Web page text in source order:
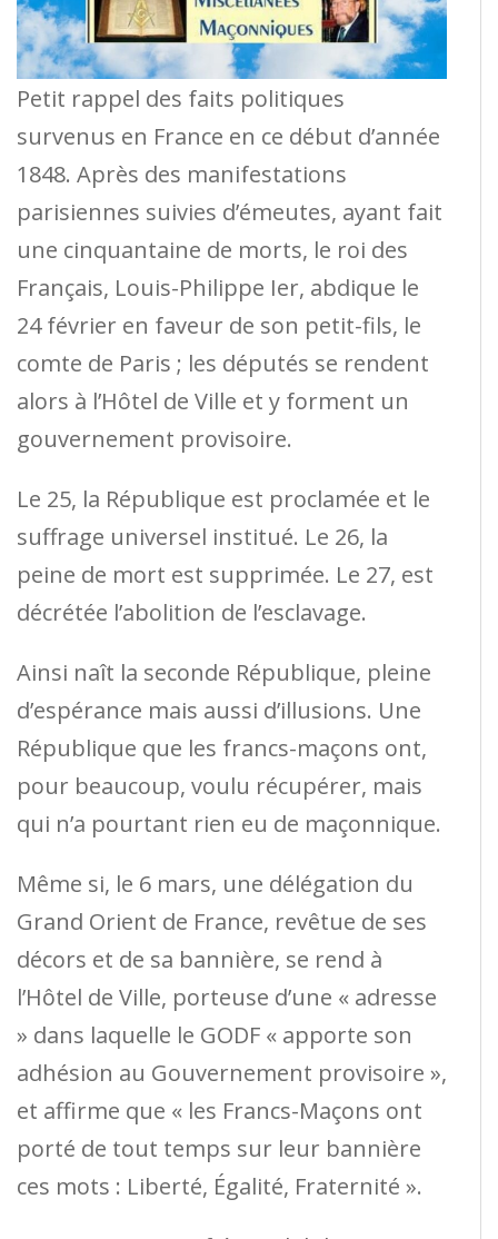
Petit rappel des faits politiques
survenus en France en ce début d’année
1848. Après des manifestations
parisiennes suivies d’émeutes, ayant fait
une cinquantaine de morts, le roi des
Français, Louis-Philippe Ier, abdique le
24 février en faveur de son petit-fils, le
comte de Paris ; les députés se rendent
alors à l’Hôtel de Ville et y forment un
gouvernement provisoire.
Le 25, la République est proclamée et le
suffrage universel institué. Le 26, la
peine de mort est supprimée. Le 27, est
décrétée l’abolition de l’esclavage.
Ainsi naît la seconde République, pleine
d’espérance mais aussi d’illusions. Une
République que les francs-maçons ont,
pour beaucoup, voulu récupérer, mais
qui n’a pourtant rien eu de maçonnique.
Même si, le 6 mars, une délégation du
Grand Orient de France, revêtue de ses
décors et de sa bannière, se rend à
l’Hôtel de Ville, porteuse d’une « adresse
» dans laquelle le GODF « apporte son
adhésion au Gouvernement provisoire »,
et affirme que « les Francs-Maçons ont
porté de tout temps sur leur bannière
ces mots : Liberté, Égalité, Fraternité ».